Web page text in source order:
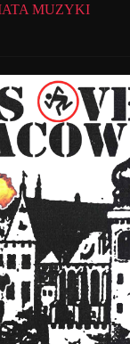
MUZYKI